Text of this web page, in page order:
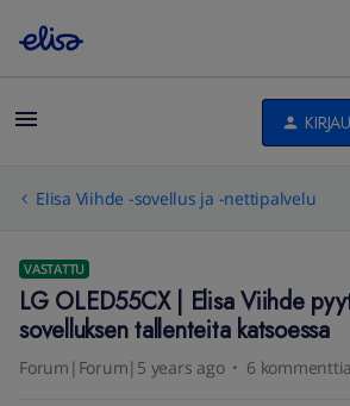
Elisa Viihde -sovellus ja -nettipalvelu
VASTATTU
LG OLED55CX | Elisa Viihde
sovelluksen tallenteita katsoessa
Forum|Forum|5 years ago 6 kommenttia